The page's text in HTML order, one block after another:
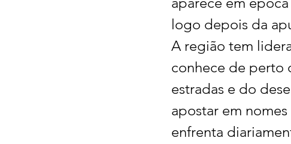
logo depois da
A região tem
conhece de perto
estradas e do
apostar em
enfrenta